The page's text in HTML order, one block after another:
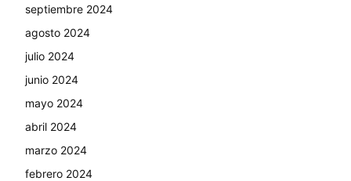
septiembre 2024
agosto 2024
julio 2024
junio 2024
mayo 2024
abril 2024
marzo 2024
febrero 2024